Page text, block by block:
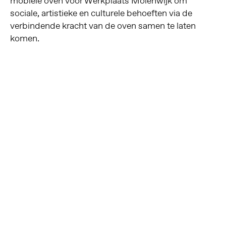
sociale, artistieke en culturele behoeften via de
verbindende kracht van de oven samen te laten
komen.